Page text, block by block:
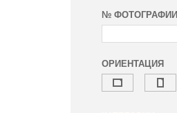
№ ФОТОГРАФИИ
ОРИЕНТАЦИЯ